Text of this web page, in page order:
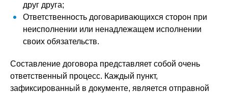
друг друга;
Ответственность договаривающихся сторон при
неисполнении или ненадлежащем исполнении
своих обязательств.
Составление договора представляет собой очень
ответственный процесс. Каждый пункт,
зафиксированный в документе, является отправной